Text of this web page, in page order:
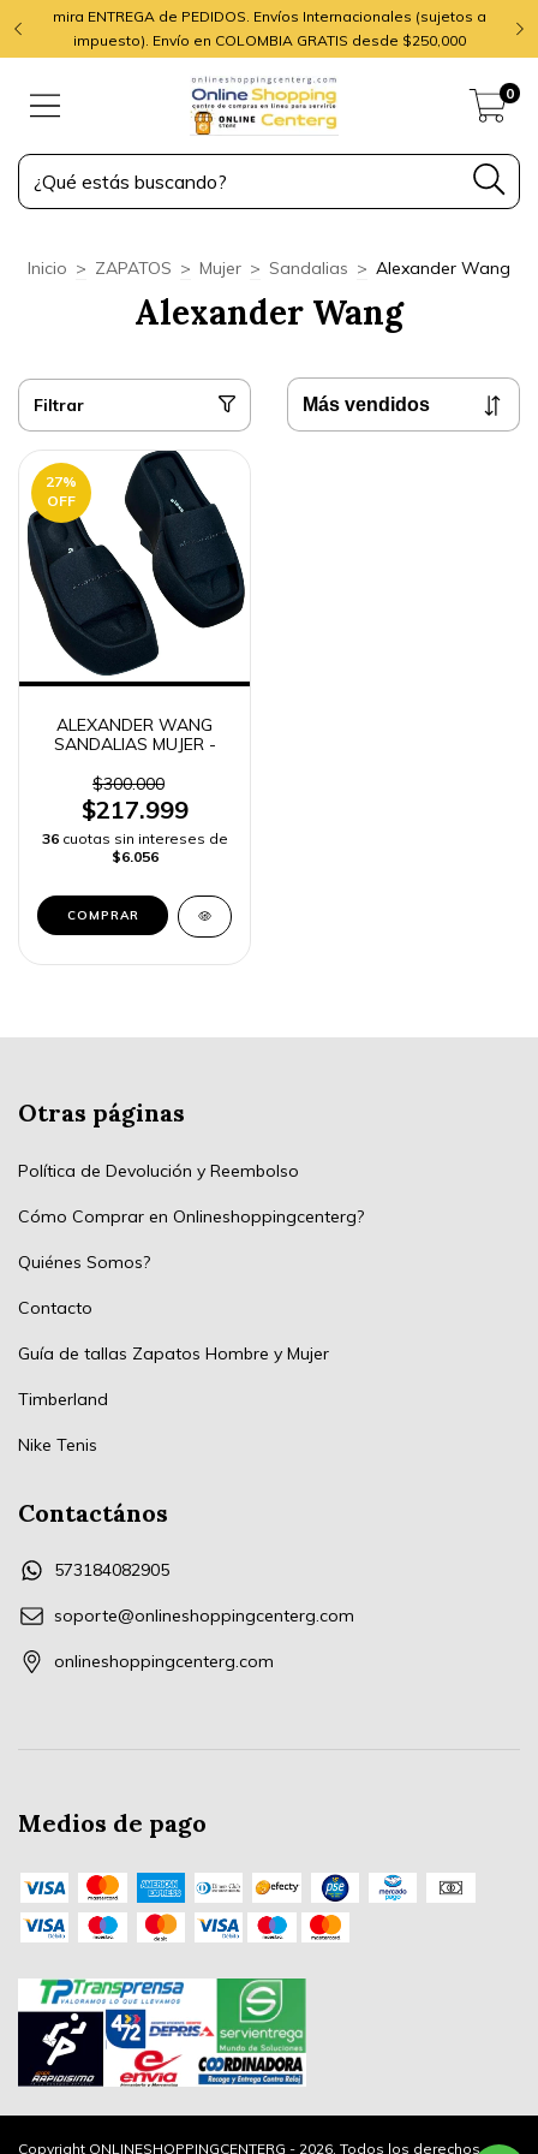
mira ENTREGA de PEDIDOS. Envíos Internacionales (sujetos a
impuesto). Envío en COLOMBIA GRATIS desde $250,000
0
Inicio > ZAPATOS > Mujer > Sandalias > Alexander Wang
Alexander Wang
Filtrar
27%
OFF
ALEXANDER WANG
SANDALIAS MUJER -
$300.000
$217.999
36 cuotas sin intereses de
$6.056
COMPRAR
Otras páginas
Política de Devolución y Reembolso
Cómo Comprar en Onlineshoppingcenterg?
Quiénes Somos?
Contacto
Guía de tallas Zapatos Hombre y Mujer
Timberland
Nike Tenis
Contactános
573184082905
soporte@onlineshoppingcenterg.com
onlineshoppingcenterg.com
Medios de pago
Copyright ONLINESHOPPINGCENTERG - 2026. Todos los derechos